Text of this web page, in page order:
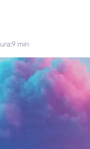
:9 min